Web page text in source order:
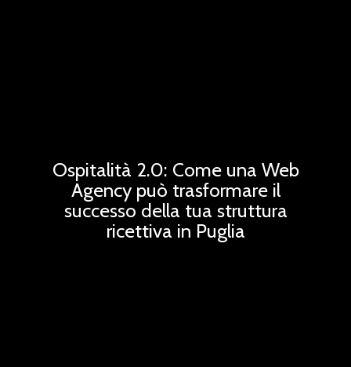
Ospitalità 2.0: Come una Web
Agency può trasformare il
successo della tua struttura
ricettiva in Puglia